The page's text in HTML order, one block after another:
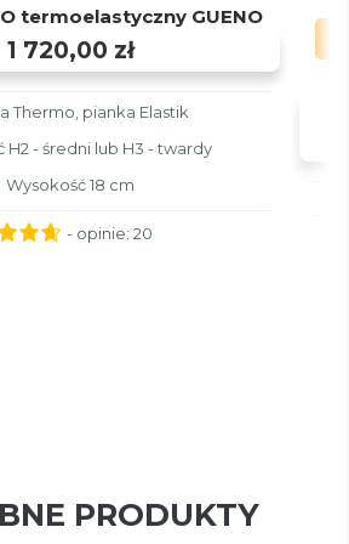
termoelastyczny GUENO
1 720,00 zł
Thermo, pianka Elastik
H2 - średni lub H3 - twardy
Wysokość 18 cm
- opinie: 20
PRODUKTY